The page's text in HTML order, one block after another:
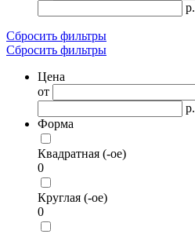
р.
Сбросить фильтры
Сбросить фильтры
Цена
от
р.
Форма
Квадратная (-ое)
0
Круглая (-ое)
0